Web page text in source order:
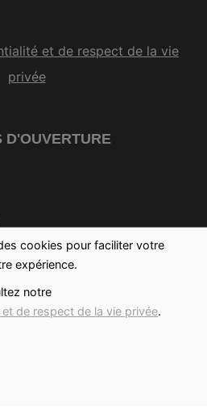
cookies pour faciliter votre
expérience.
notre
de respect de la vie privée.
et de respect de la vie
privée
D'OUVERTURE